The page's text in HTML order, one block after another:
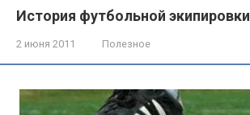
История футбольной экипировки
2 июня 2011 Полезное